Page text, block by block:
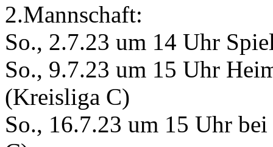
2.Mannschaft:
So., 2.7.23 um 14 Uhr
So., 9.7.23 um 15 Uhr
(Kreisliga C)
So., 16.7.23 um 15 Uhr